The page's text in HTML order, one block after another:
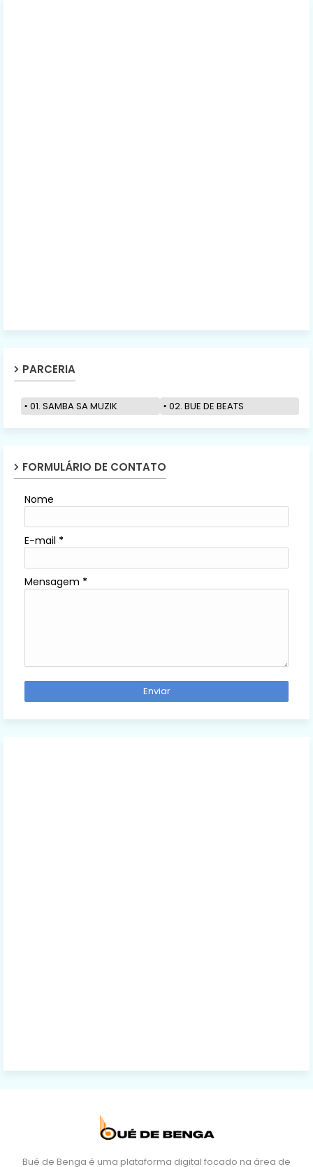
PARCERIA
01. SAMBA SA MUZIK 02. BUE DE BEATS
FORMULÁRIO DE CONTATO
Nome
E-mail *
Mensagem *
Bué de Benga é uma plataforma digital focado na área de